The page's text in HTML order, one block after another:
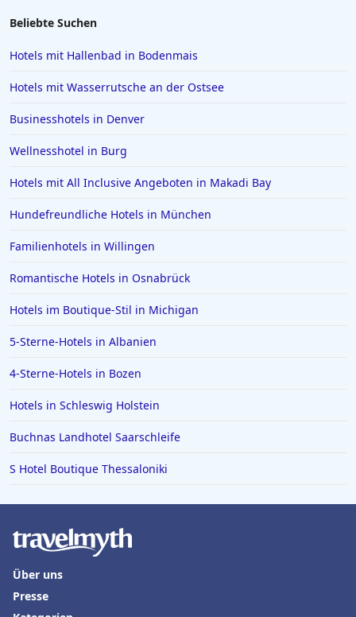
Hotels in Füssen
Hotels in Willingen
Hotels auf Santorin
Hotels in Ludwigsburg
Hotels in Dierhagen
Hotels in Oslo
Hotels in Schleswig Holstein
Hotels in Lenggries
Beliebte Suchen
Hotels mit Hallenbad in Bodenmais
Hotels mit Wasserrutsche an der Ostsee
Businesshotels in Denver
Wellnesshotel in Burg
Hotels mit All Inclusive Angeboten in Makadi Bay
Hundefreundliche Hotels in München
Familienhotels in Willingen
Romantische Hotels in Osnabrück
Hotels im Boutique-Stil in Michigan
5-Sterne-Hotels in Albanien
4-Sterne-Hotels in Bozen
Hotels in Schleswig Holstein
Buchnas Landhotel Saarschleife
S Hotel Boutique Thessaloniki
Über uns
Presse